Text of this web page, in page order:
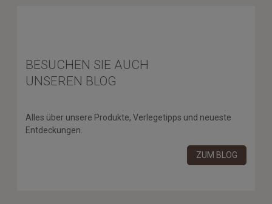
BESUCHEN SIE AUCH
UNSEREN BLOG
Alles über unsere Produkte, Verlegetipps und neueste
Entdeckungen.
ZUM BLOG